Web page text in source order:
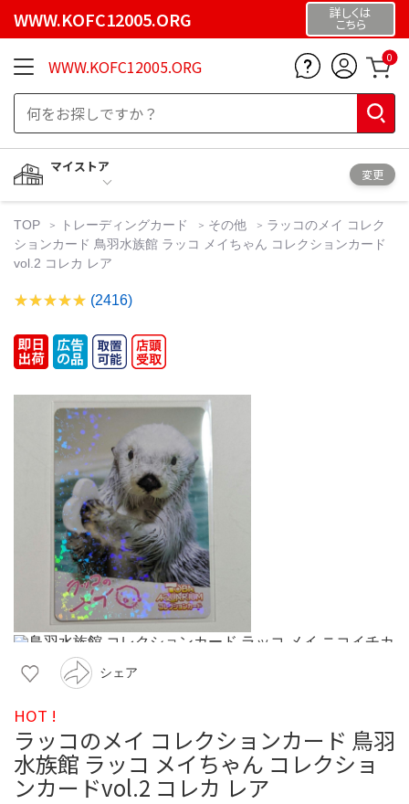
WWW.KOFC12005.ORG 詳しくは
こちら
WWW.KOFC12005.ORG 0
マイストア
変更
TOP トレーディングカード その他
ラッコのメイ コレク
ションカード 鳥羽水族館 ラッコ メイちゃん コレクションカード
vol.2 コレカ レア
(2416)
シェア
HOT !
ラッコのメイ コレクションカード 鳥羽
水族館 ラッコ メイちゃん コレクショ
ンカードvol.2 コレカ レア